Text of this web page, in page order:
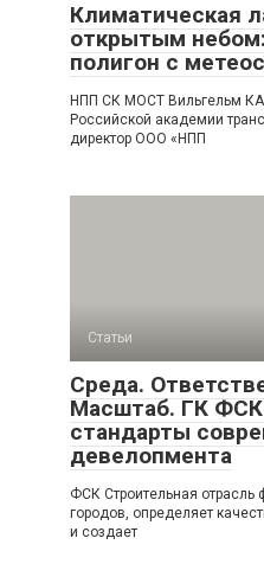
Климатическая
открытым
полигон с
НПП СК МОСТ Вильгельм
Российской академии
директор ООО «НПП
Статьи
Среда.
Масштаб. ГК ФСК
стандарты
девелопмента
ФСК Строительная отрасль
городов, определяет
и создает